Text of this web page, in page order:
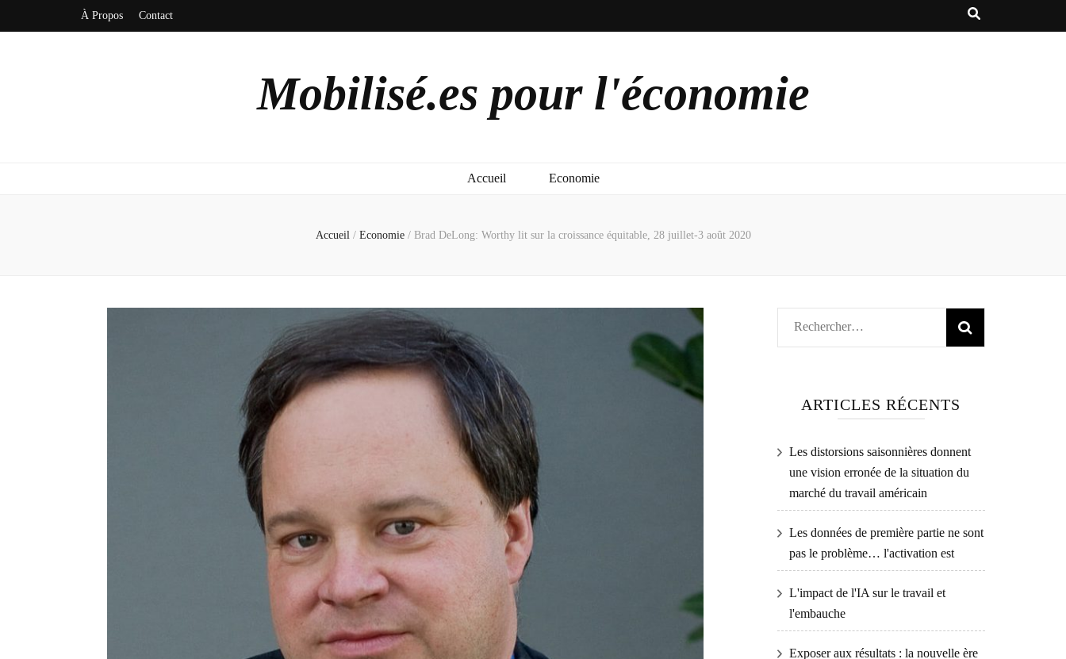
À Propos Contact
Mobilisé.es pour l'économie
Accueil Economie
Accueil / Economie / Brad DeLong: Worthy lit sur la croissance équitable, 28 juillet-3 août 2020
Rechercher :
ARTICLES RÉCENTS
Les distorsions saisonnières donnent
une vision erronée de la situation du
marché du travail américain
Les données de première partie ne sont
pas le problème… l'activation est
L'impact de l'IA sur le travail et
l'embauche
Exposer aux résultats : la nouvelle ère